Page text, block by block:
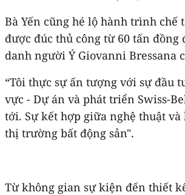
Bà Yến cũng hé lộ hành trình chế
được đúc thủ công từ 60 tấn
danh người Ý Giovanni Bressana
“Tôi thực sự ấn tượng với sự đầu
vực - Dự án và phát triển Swiss-
tới. Sự kết hợp giữa nghệ thuật
thị trường bất động sản".
Từ không gian sự kiện đến thiết